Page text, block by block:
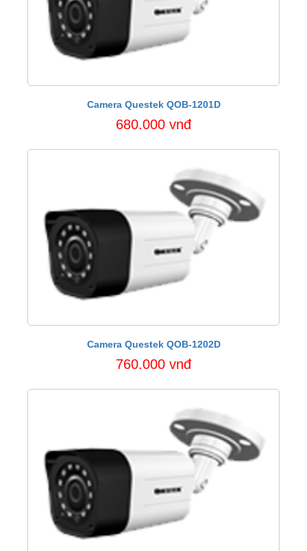
Camera Questek QOB-1201D
680.000 vnđ
Camera Questek QOB-1202D
760.000 vnđ